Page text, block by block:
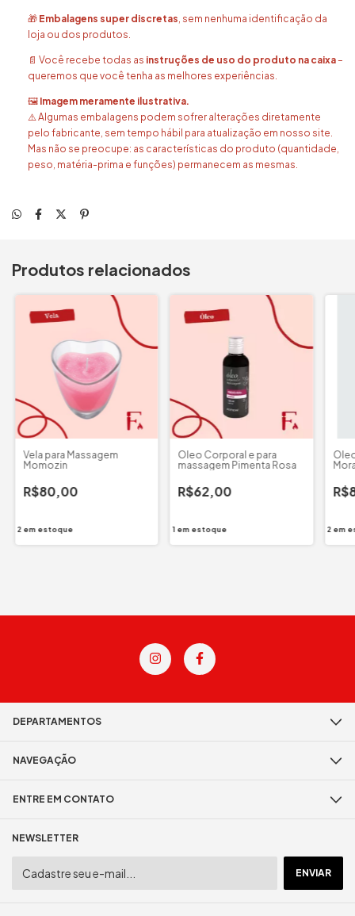
🎁 Embalagens super discretas, sem nenhuma identificação da
loja ou dos produtos.
📄 Você recebe todas as instruções de uso do produto na caixa –
queremos que você tenha as melhores experiências.
🖼️ Imagem meramente ilustrativa.
⚠️ Algumas embalagens podem sofrer alterações diretamente
pelo fabricante, sem tempo hábil para atualização em nosso site.
Mas não se preocupe: as características do produto (quantidade,
peso, matéria-prima e funções) permanecem as mesmas.
Produtos relacionados
Vela para Massagem
Momozin
R$80,00
2 em estoque
Óleo Corporal e para
massagem Pimenta Rosa
R$62,00
1 em estoque 2 em
DEPARTAMENTOS
NAVEGAÇÃO
ENTRE EM CONTATO
NEWSLETTER